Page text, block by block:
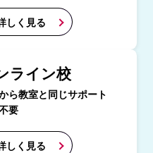
しく見る
ライン校
ら教室と同じサポート
要
しく見る